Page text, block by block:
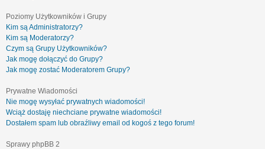
Poziomy Użytkowników i Grupy
Kim są Administratorzy?
Kim są Moderatorzy?
Czym są Grupy Użytkowników?
Jak mogę dołączyć do Grupy?
Jak mogę zostać Moderatorem Grupy?
Prywatne Wiadomości
Nie mogę wysyłać prywatnych wiadomości!
Wciąż dostaję niechciane prywatne wiadomości!
Dostałem spam lub obraźliwy email od kogoś z tego forum!
Sprawy phpBB 2